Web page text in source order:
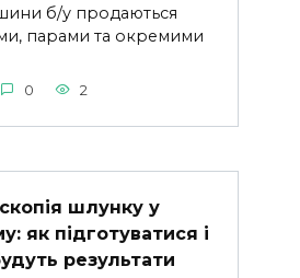
б/у продаються
парами та окремими
0 2
шлунку у
як підготуватися і
результати